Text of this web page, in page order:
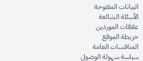
البيانات المفتوحةopens in new window
الأسئلة الشائعةopens in new window
علاقات الموردينopens in new window
خريطة الموقعopens in new window
المنافسات العامةopens in new window
سياسة سهولة الوصولopens in new window